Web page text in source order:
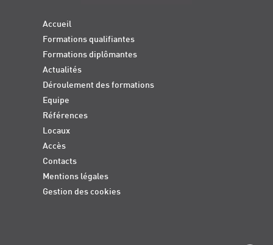
Accueil
Formations qualifiantes
Formations diplômantes
Actualités
Déroulement des formations
Equipe
Références
Locaux
Accès
Contacts
Mentions légales
Gestion des cookies